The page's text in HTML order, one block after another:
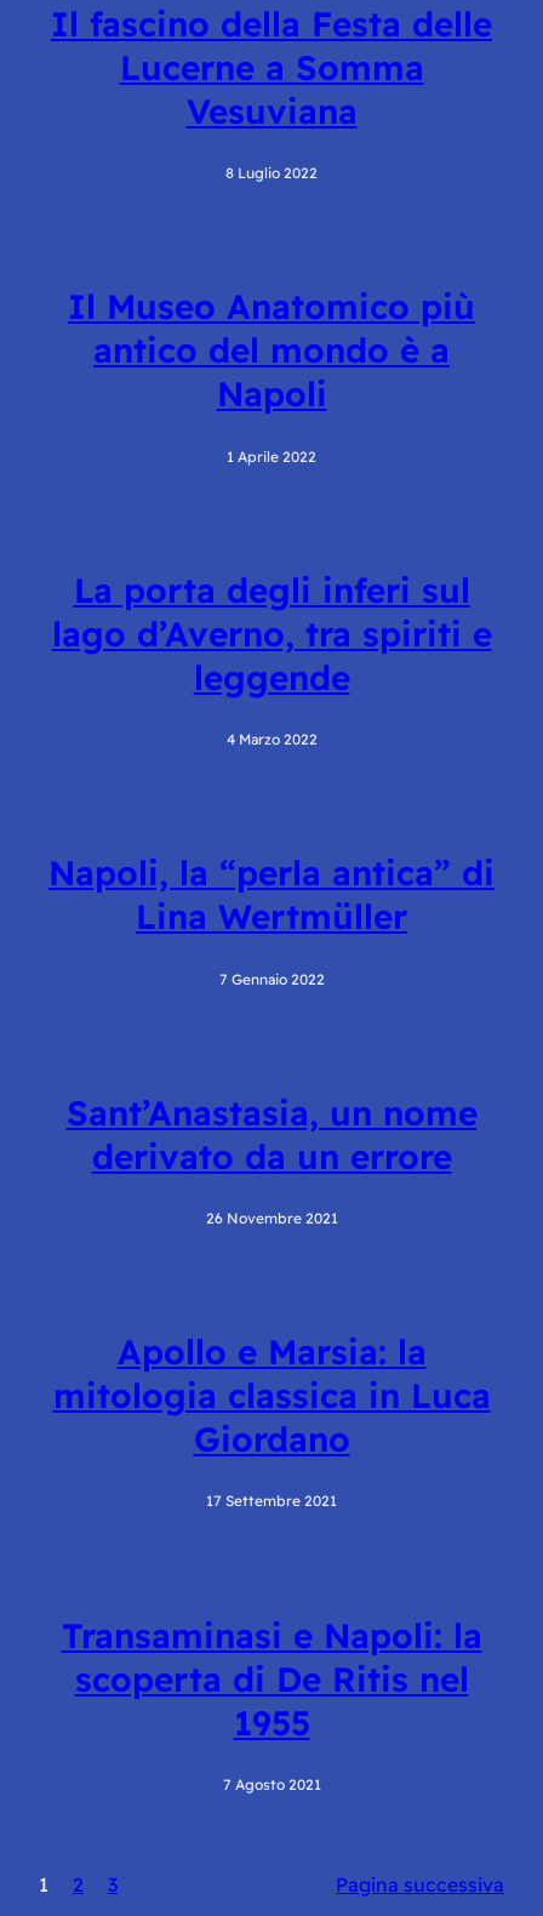
Il fascino della Festa delle
Lucerne a Somma
Vesuviana
8 Luglio 2022
Il Museo Anatomico più
antico del mondo è a
Napoli
1 Aprile 2022
La porta degli inferi sul
lago d’Averno, tra spiriti e
leggende
4 Marzo 2022
Napoli, la “perla antica” di
Lina Wertmüller
7 Gennaio 2022
Sant’Anastasia, un nome
derivato da un errore
26 Novembre 2021
Apollo e Marsia: la
mitologia classica in Luca
Giordano
17 Settembre 2021
Transaminasi e Napoli: la
scoperta di De Ritis nel
1955
7 Agosto 2021
1 2 3 Pagina successiva